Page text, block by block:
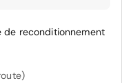
de reconditionnement